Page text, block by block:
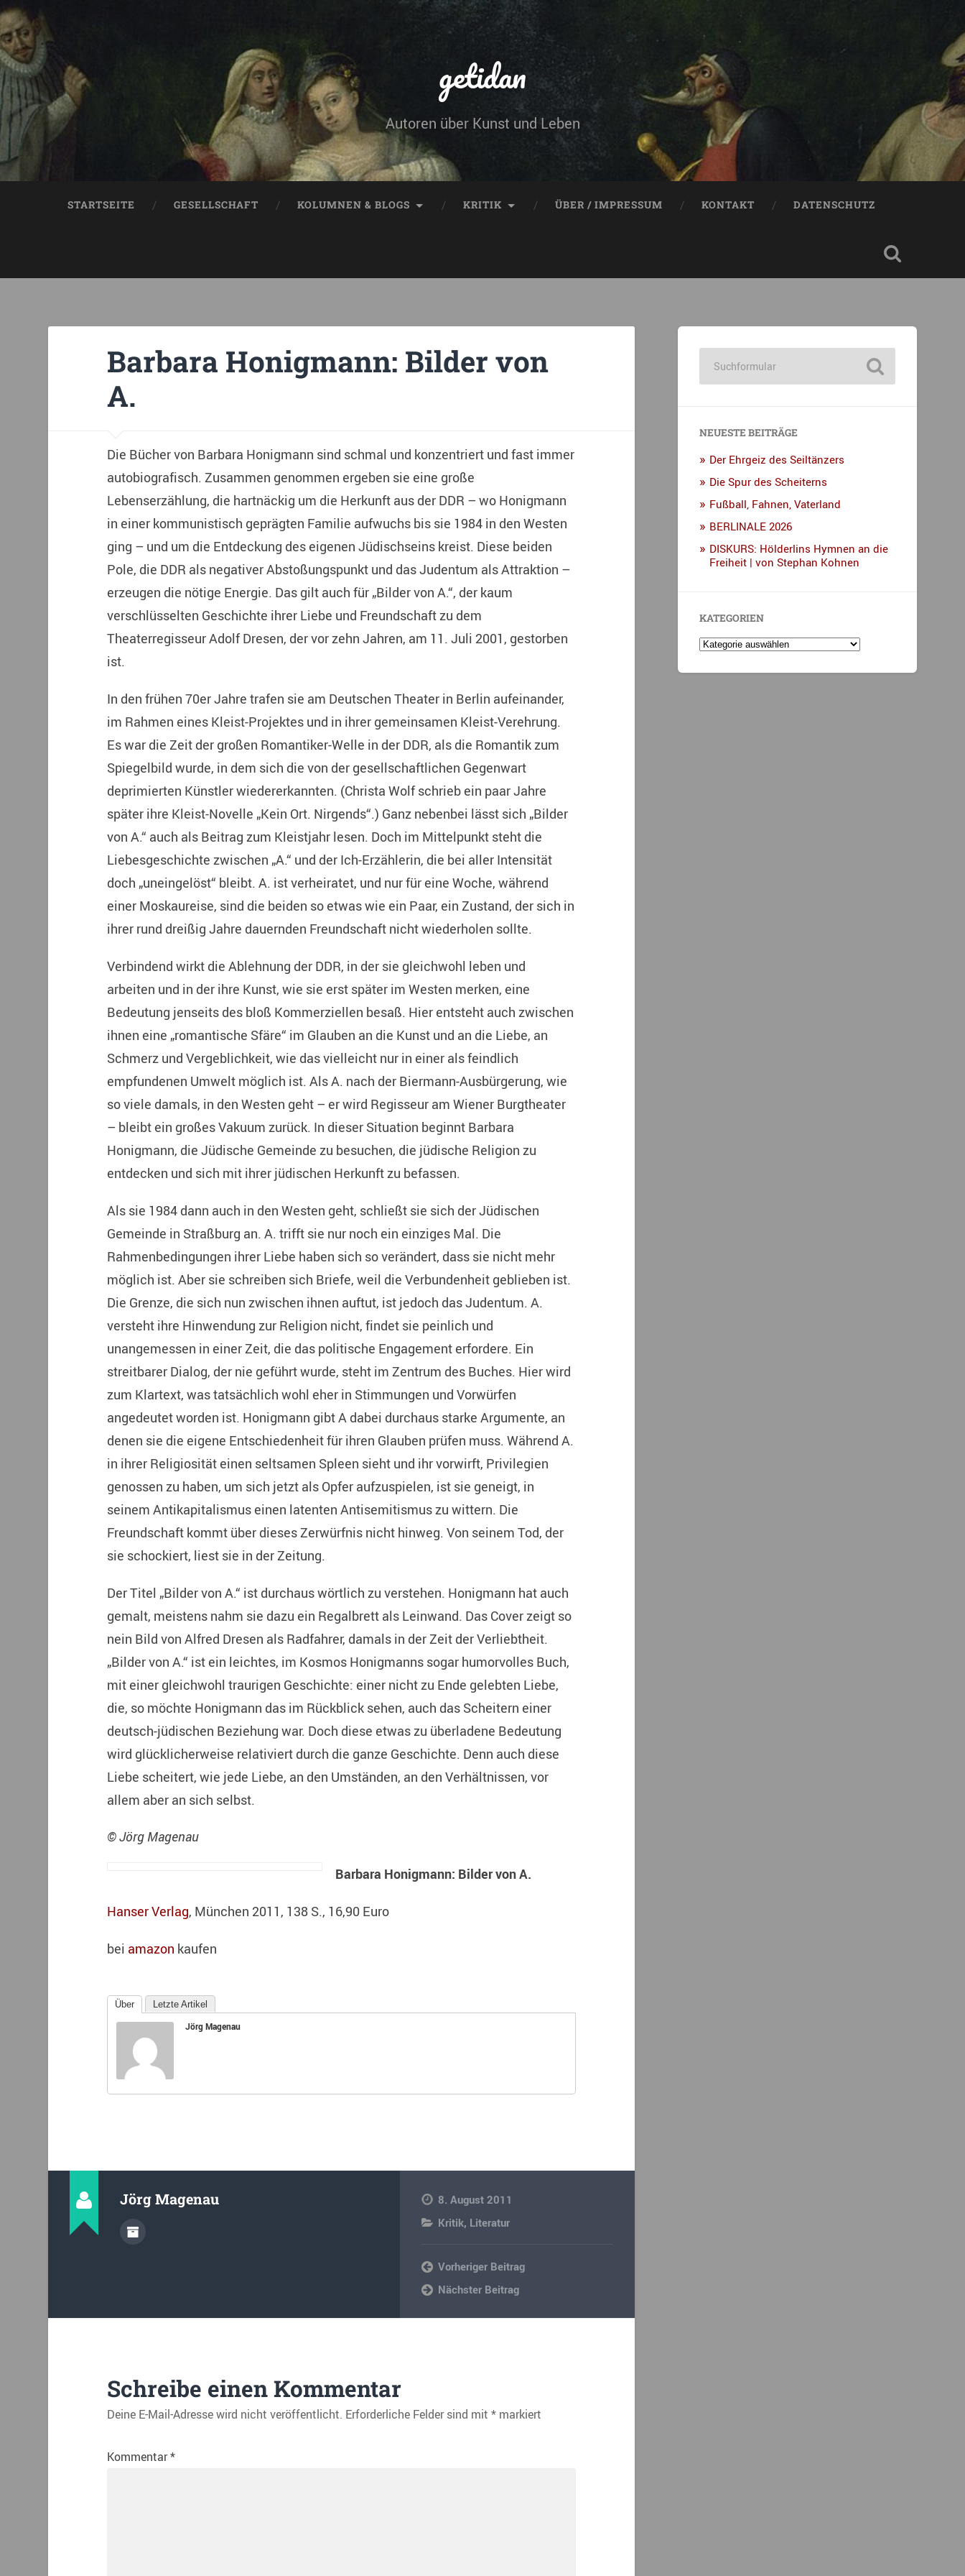
getidan
Autoren über Kunst und Leben
STARTSEITE GESELLSCHAFT KOLUMNEN & BLOGS KRITIK ÜBER / IMPRESSUM KONTAKT DATENSCHUTZ
Barbara Honigmann: Bilder von
A.
Die Bücher von Barbara Honigmann sind schmal und konzentriert und fast immer
autobiografisch. Zusammen genommen ergeben sie eine große
Lebenserzählung, die hartnäckig um die Herkunft aus der DDR – wo Honigmann
in einer kommunistisch geprägten Familie aufwuchs bis sie 1984 in den Westen
ging – und um die Entdeckung des eigenen Jüdischseins kreist. Diese beiden
Pole, die DDR als negativer Abstoßungspunkt und das Judentum als Attraktion –
erzeugen die nötige Energie. Das gilt auch für „Bilder von A.“, der kaum
verschlüsselten Geschichte ihrer Liebe und Freundschaft zu dem
Theaterregisseur Adolf Dresen, der vor zehn Jahren, am 11. Juli 2001, gestorben
ist.
In den frühen 70er Jahre trafen sie am Deutschen Theater in Berlin aufeinander,
im Rahmen eines Kleist-Projektes und in ihrer gemeinsamen Kleist-Verehrung.
Es war die Zeit der großen Romantiker-Welle in der DDR, als die Romantik zum
Spiegelbild wurde, in dem sich die von der gesellschaftlichen Gegenwart
deprimierten Künstler wiedererkannten. (Christa Wolf schrieb ein paar Jahre
später ihre Kleist-Novelle „Kein Ort. Nirgends“.) Ganz nebenbei lässt sich „Bilder
von A.“ auch als Beitrag zum Kleistjahr lesen. Doch im Mittelpunkt steht die
Liebesgeschichte zwischen „A.“ und der Ich-Erzählerin, die bei aller Intensität
doch „uneingelöst“ bleibt. A. ist verheiratet, und nur für eine Woche, während
einer Moskaureise, sind die beiden so etwas wie ein Paar, ein Zustand, der sich in
ihrer rund dreißig Jahre dauernden Freundschaft nicht wiederholen sollte.
Verbindend wirkt die Ablehnung der DDR, in der sie gleichwohl leben und
arbeiten und in der ihre Kunst, wie sie erst später im Westen merken, eine
Bedeutung jenseits des bloß Kommerziellen besaß. Hier entsteht auch zwischen
ihnen eine „romantische Sfäre“ im Glauben an die Kunst und an die Liebe, an
Schmerz und Vergeblichkeit, wie das vielleicht nur in einer als feindlich
empfundenen Umwelt möglich ist. Als A. nach der Biermann-Ausbürgerung, wie
so viele damals, in den Westen geht – er wird Regisseur am Wiener Burgtheater
– bleibt ein großes Vakuum zurück. In dieser Situation beginnt Barbara
Honigmann, die Jüdische Gemeinde zu besuchen, die jüdische Religion zu
entdecken und sich mit ihrer jüdischen Herkunft zu befassen.
Als sie 1984 dann auch in den Westen geht, schließt sie sich der Jüdischen
Gemeinde in Straßburg an. A. trifft sie nur noch ein einziges Mal. Die
Rahmenbedingungen ihrer Liebe haben sich so verändert, dass sie nicht mehr
möglich ist. Aber sie schreiben sich Briefe, weil die Verbundenheit geblieben ist.
Die Grenze, die sich nun zwischen ihnen auftut, ist jedoch das Judentum. A.
versteht ihre Hinwendung zur Religion nicht, findet sie peinlich und
unangemessen in einer Zeit, die das politische Engagement erfordere. Ein
streitbarer Dialog, der nie geführt wurde, steht im Zentrum des Buches. Hier wird
zum Klartext, was tatsächlich wohl eher in Stimmungen und Vorwürfen
angedeutet worden ist. Honigmann gibt A dabei durchaus starke Argumente, an
denen sie die eigene Entschiedenheit für ihren Glauben prüfen muss. Während A.
in ihrer Religiosität einen seltsamen Spleen sieht und ihr vorwirft, Privilegien
genossen zu haben, um sich jetzt als Opfer aufzuspielen, ist sie geneigt, in
seinem Antikapitalismus einen latenten Antisemitismus zu wittern. Die
Freundschaft kommt über dieses Zerwürfnis nicht hinweg. Von seinem Tod, der
sie schockiert, liest sie in der Zeitung.
Der Titel „Bilder von A.“ ist durchaus wörtlich zu verstehen. Honigmann hat auch
gemalt, meistens nahm sie dazu ein Regalbrett als Leinwand. Das Cover zeigt so
nein Bild von Alfred Dresen als Radfahrer, damals in der Zeit der Verliebtheit.
„Bilder von A.“ ist ein leichtes, im Kosmos Honigmanns sogar humorvolles Buch,
mit einer gleichwohl traurigen Geschichte: einer nicht zu Ende gelebten Liebe,
die, so möchte Honigmann das im Rückblick sehen, auch das Scheitern einer
deutsch-jüdischen Beziehung war. Doch diese etwas zu überladene Bedeutung
wird glücklicherweise relativiert durch die ganze Geschichte. Denn auch diese
Liebe scheitert, wie jede Liebe, an den Umständen, an den Verhältnissen, vor
allem aber an sich selbst.
© Jörg Magenau
Barbara Honigmann: Bilder von A.
Hanser Verlag, München 2011, 138 S., 16,90 Euro
bei amazon kaufen
Über Letzte Artikel
Jörg Magenau
Jörg Magenau
8. August 2011
Kritik, Literatur
Vorheriger Beitrag
Nächster Beitrag
Schreibe einen Kommentar
Deine E-Mail-Adresse wird nicht veröffentlicht. Erforderliche Felder sind mit *markiert
Kommentar*
NEUESTE BEITRÄGE
Der Ehrgeiz des Seiltänzers
Die Spur des Scheiterns
Fußball, Fahnen, Vaterland
BERLINALE 2026
DISKURS: Hölderlins Hymnen an die
Freiheit | von Stephan Kohnen
KATEGORIEN